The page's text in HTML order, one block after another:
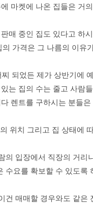
마켓에 나온 집들은 거
매 중인 집도 있다고 하
의 가격은 그 나름의 이유
찌 되었든 제가 상반기에
는 집의 수는 줄고 사람
렌트를 구하시는 분들
위치 그리고 집 상태에
의 입장에서 직장의 거
수요를 확보할 수 있도록
건 매매할 경우와도 같은